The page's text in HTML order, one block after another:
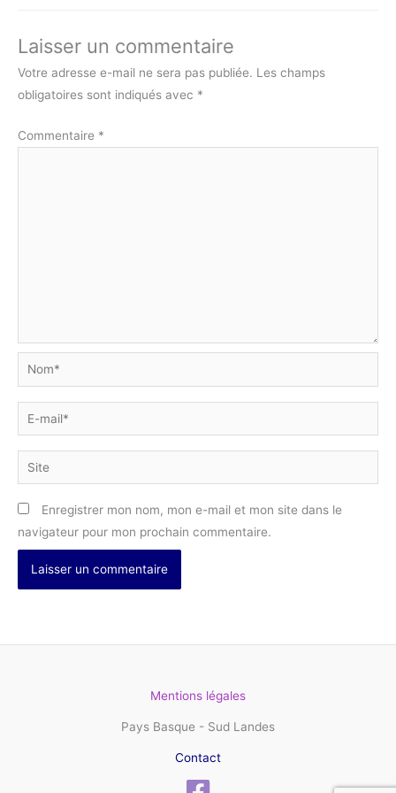
Laisser un commentaire
Votre adresse e-mail ne sera pas publiée. Les champs
obligatoires sont indiqués avec *
Commentaire *
Nom*
E-
mail*
Site
Enregistrer mon nom, mon e-mail et mon site dans le
navigateur pour mon prochain commentaire.
Mentions légales
Pays Basque - Sud Landes
Contact